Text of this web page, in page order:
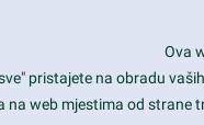
user friendly?
weekly stunning designs.
Ova
pristajete na obradu
na web mjestima od strane